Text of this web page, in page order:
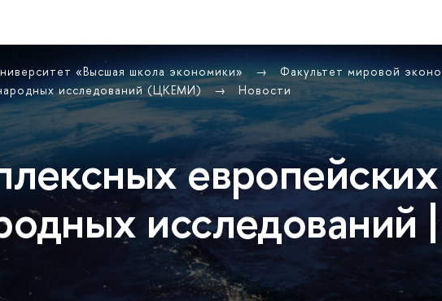
«Высшая школа экономики» Факультет мировой
исследований (ЦКЕМИ)
Новости
европейских
исследований |